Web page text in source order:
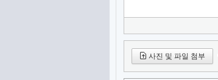
사진 및 파일 첨부